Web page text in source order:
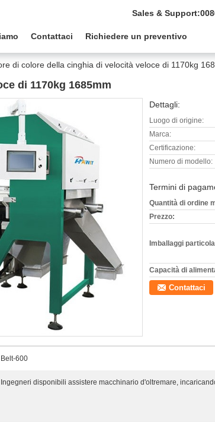
Sales & Support:
Contattaci Richiedere un preventivo
di colore della cinghia di velocità veloce di 1170kg
di 1170kg 1685mm
Dettagli:
Luogo di origine:
Marca:
Certificazione:
Numero di modello:
Termini di
Quantità di ordine
Prezzo:
Imballaggi
Capacità di
Contattaci
Belt-600
Ingegneri disponibili assistere macchinario d'oltremare,